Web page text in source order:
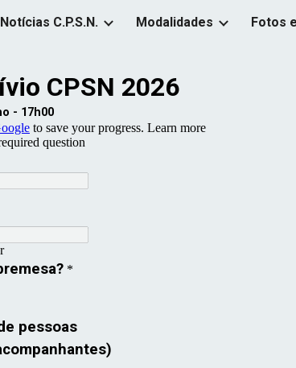
Skip to navigation
Notícias C.P.S.N. Modalidades Fotos